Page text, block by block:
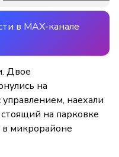
в MAX-канале
Двое
на
наехали
на парковке
в микрорайоне